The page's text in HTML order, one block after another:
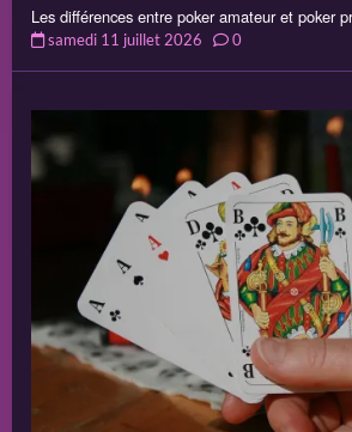
Les différences entre poker amateur et poker
samedi 11 juillet 2026 0